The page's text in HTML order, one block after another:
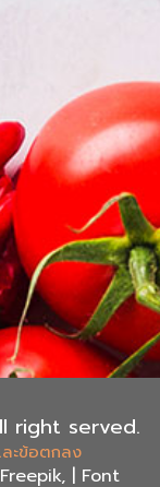
right served.
ละข้อตกลง
| Font